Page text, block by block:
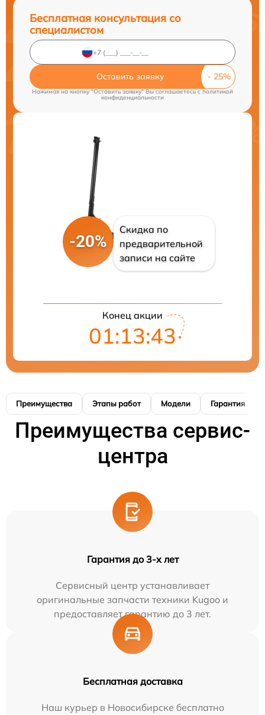
Бесплатная консультация со
специалистом
Оставить заявку
Нажимая на кнопку "Оставить заявку" Вы соглашаетесь cполитикой
конфиденциальности
-20%
Скидка по
предварительной
записи на сайте
Конец акции
01:13:42
Преимущества Этапы работ Модели Гарантия
Преимущества сервис-
центра
Гарантия до 3-х лет
Сервисный центр устанавливает
оригинальные запчасти техники Kugoo и
предоставляет гарантию до 3 лет.
Бесплатная доставка
Наш курьер в Новосибирске бесплатно